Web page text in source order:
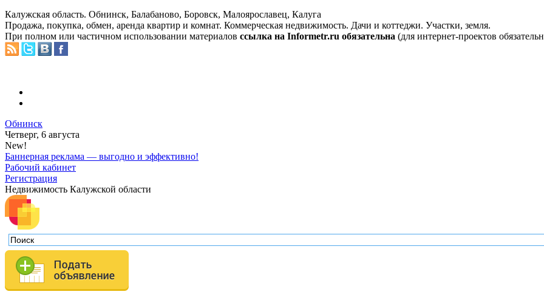
Калужская область. Обнинск, Балабаново, Боровск, Малоярославец, Калуга
Продажа, покупка, обмен, аренда квартир и комнат. Коммерческая недвижимость. Дачи и коттеджи. Участки, земля.
При полном или частичном использовании материалов ссылка на Informetr.ru обязательна (для интернет-проектов
Обнинск
Четверг, 6 августа
New!
Баннерная реклама — выгодно и эффективно!
Рабочий кабинет
Регистрация
Недвижимость Калужской области